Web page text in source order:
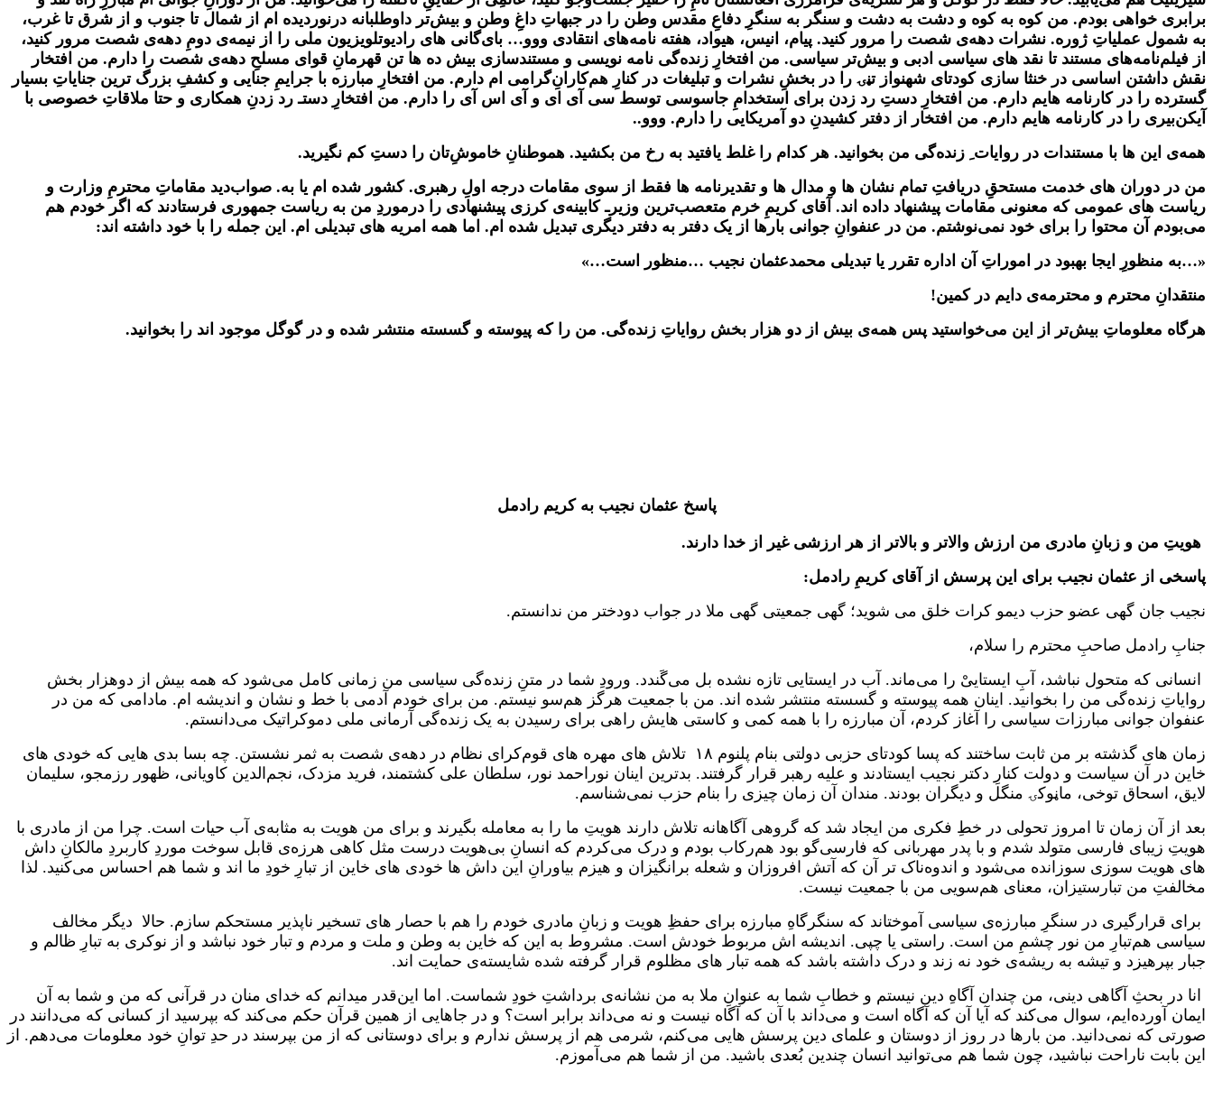
برابری خواهی بودم. من کوه به کوه و دشت به دشت و سنگر به سنگرِ دفاعِ مقدس وطن را در جبهاتِ داغِ وطن و بیش‌تر داوطلبانه درنوردیده ام از شمال تا جنوب و از شرق تا غرب،
به شمول عملیاتِ ژوره. نشرات دهه‌ی شصت را مرور کنید. پیام، انیس، هیواد، هفته نامه‌های انتقادی ووو… بای‌گانی های رادیوتلویزیون ملی را از نیمه‌ی دومِ دهه‌ی شصت مرور کنید،
از فیلم‌نامه‌های مستند تا نقد های سیاسی ادبی و بیش‌تر سیاسی. من افتخارِ زنده‌گی نامه نویسی و مستندسازی بیش ده ها تن قهرمانِ قوای مسلحِ دهه‌ی شصت را دارم.‌ من افتخار
نقش داشتن اساسی در خنثا سازی کودتای شهنواز تڼۍ را در بخشِ نشرات و‌ تبلیغات در کنارِ هم‌کارانِ‌گرامی ام دارم. من افتخارِ مبارزه با جرایمِ جنایی و کشفِ بزرگ ترین جنایاتِ بسیار
گسترده را در کارنامه هایم دارم.‌ من افتخارِ دستِ رد زدن برای استخدامِ جاسوسی توسط سی‌ آی ای و آی اس آی را دارم. من افتخارِ دستـ رد زدنِ همکاری و حتا ملاقاتِ خصوصی با
آیکن‌بیری را در کارنامه هایم دارم. من افتخار از دفتر کشیدنِ دو آمریکایی را دارم. ووو..
همه‌ی این ها با مستندات در روایات ِ زنده‌گی من بخوانید. هر کدام را غلط یافتید به رخ من بکشید. هموطنانِ خاموشِ‌تان را دستِ‌ کم نگیرید.
من در دوران های خدمت مستحقِ دریافتِ تمام نشان ها و مدال ها و تقدیرنامه ها فقط از سوی مقامات درجه اولِ رهبری. کشور شده ام یا به. صواب‌دید مقاماتِ‌ محترمِ وزارت و
ریاست های عمومی که معنونی مقامات پیشنهاد داده اند. آقای کریمِ خرم متعصب‌ترین وزیرـ کابینه‌ی کرزی پیشنهادی را درموردِ من به ریاست جمهوری فرستادند که اگر خودم هم
می‌بودم آن محتوا را برای خود نمی‌نوشتم. من در عنفوانِ جوانی بارها از یک دفتر به دفتر دیگری تبدیل شده ام. اما همه امریه های تبدیلی ام. این جمله را با خود داشته اند:
«…به منظورِ ایجا بهبود در اموراتِ آن اداره تقرر یا تبدیلی محمدعثمان نجیب …منظور است…»
منتقدانِ محترم و محترمه‌ی دایم در کمین!
هرگاه معلوماتِ‌ بیش‌تر از این می‌خواستید پس همه‌ی بیش از دو هزار بخش روایاتِ زنده‌گی. من را که پیوسته و‌ گسسته منتشر شده و در گوگل موجود اند را بخوانید.
پاسخ عثمان نجیب به کریم رادمل
هویتِ‌ من و زبانِ مادری من ارزش والاتر و بالاتر از هر ارزشی غیر از خدا دارند.
پاسخی از عثمان نجیب برای این پرسش از آقای کریمِ رادمل:
نجیب جان گهی عضو حزب دیمو کرات خلق می شوید؛ گهی جمعیتی گهی ملا در جواب دودختر من ندانستم.
جنابِ رادمل صاحبِ محترم را سلام،
انسانی که متحول نباشد،‌ آبِ ایستاییْ را می‌ماند. آب در ایستایی تازه نشده بل می‌گَندد.‌ ورودِ شما در متنِ زنده‌گی سیاسی من زمانی کامل می‌شود که همه بیش از دوهزار بخش
روایاتِ زنده‌گی من را بخوانید. اینان همه پیوسته و گسسته منتشر شده اند. من با جمعیت هرگز هم‌سو نیستم. من برای خودم آدمی با خط و نشان و اندیشه ام. مادامی که من در
عنفوان جوانی مبارزات سیاسی را آغاز کردم، آن مبارزه را با همه کمی و‌ کاستی هایش راهی برای رسیدن به یک زنده‌گی آرمانی ملی دموکراتیک می‌دانستم.
زمان های گذشته بر من ثابت ساختند که پسا کودتای حزبی دولتی بنام پلنوم ۱۸ تلاش های مهره های قوم‌کرای نظام در دهه‌ی شصت به ثمر نشستن. چه بسا بدی هایی که خودی های
خاین در آن سیاست و دولت کنارِ دکتر نجیب ایستادند و علیه رهبر قرار گرفتند. بدترین اینان نوراحمد نور، سلطان علی کشتمند، فرید مزدک، نجم‌الدین کاویانی، ظهور رزمجو، سلیمان
لایق، اسحاق توخی، ماڼوکۍ منگل و دیگران بودند. مندان آن زمان چیزی را بنام حزب نمی‌شناسم.
بعد از آن زمان تا امروز تحولی در خطِ فکری من ایجاد شد که گروهی آگاهانه تلاش دارند هویتِ ما را به معامله بگیرند و برای من هویت به مثابه‌ی آب حیات است. چرا من از مادری با
هویتِ زیبای فارسی متولد شدم و با پدر مهربانی که فارسی‌گو بود هم‌رکاب بودم و درک می‌کردم که انسانِ بی‌هویت درست مثل کاهی هرزه‌ی قابل سوخت موردِ کاربردِ مالکانِ داش
های هویت سوزی سوزانده می‌شود و اندوه‌ناک ‌تر آن که آتش افروزان و شعله برانگیزان و هیزم بیاورانِ این داش ها خودی های خاین از تبارِ خودِ‌ ما اند و شما هم احساس می‌کنید. لذا
مخالفتِ من تبارستیزان، معنای هم‌سویی من با جمعیت نیست.
برای قرارگیری در سنگرِ مبارزه‌ی سیاسی آموختاند که سنگرگاهِ مبارزه برای حفظِ هویت و زبانِ مادری خودم را هم با حصار های تسخیر ناپذیر مستحکم سازم. حالا دیگر مخالف
سیاسی هم‌تبارِ من نور چشمِ من است. راستی یا چپی. اندیشه اش مربوط خودش است. مشروط به این که خاین به وطن و ملت و مردم و تبار خود نباشد و از نوکری به تبارِ ظالم و
جبار بپرهیزد و تیشه به ریشه‌ی خود نه زند و درک داشته باشد که همه تبار های مظلوم قرار گرفته شده شایسته‌ی حمایت اند.
انا در بحثِ آگاهی دینی، من چندان آگاهِ دین نیستم و خطابِ شما به عنوانِ ملا به من نشانه‌ی برداشتِ خودِ شماست. اما این‌قدر میدانم که خدای منان در قرآنی که من و شما به آن
ایمان آورده‌ایم، سوال می‌کند که آیا آن که آگاه است و می‌داند با آن که آگاه نیست و نه می‌داند برابر است؟ و در جاهایی از همین قرآن حکم می‌کند که بپرسید از کسانی که می‌دانند در
صورتی که نمی‌دانید. من بارها در روز از دوستان و علمای دین پرسش هایی می‌کنم، شرمی هم از پرسش ندارم و برای دوستانی که از من بپرسند در حدِ توانِ خود معلومات می‌دهم. از
این بابت ناراحت نباشید، چون شما هم می‌توانید انسان چندین بُعدی باشید. من از شما هم می‌آموزم.